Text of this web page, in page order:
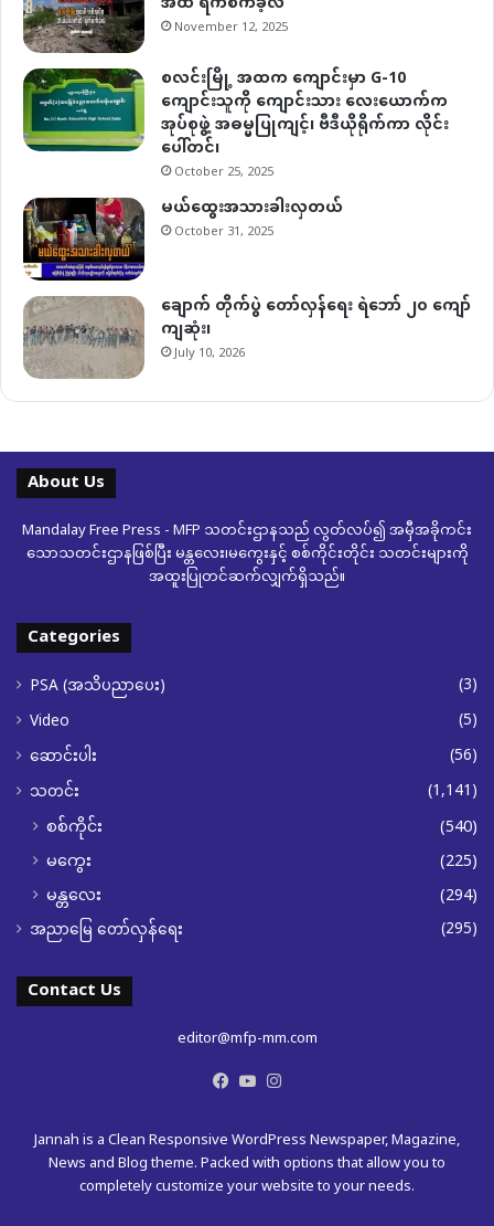
November 12, 2025
စလင်းမြို့ အထက ကျောင်းမှာ G-10
ကျောင်းသူကို ကျောင်းသား လေးယောက်က
အုပ်စုဖွဲ့ အဓမ္မပြုကျင့်၊ ဗီဒီယိုရိုက်ကာ လိုင်း
ပေါ်တင်၊
October 25, 2025
မယ်ထွေးအသားခါးလှတယ်
October 31, 2025
ချောက် တိုက်ပွဲ တော်လှန်ရေး ရဲဘော် ၂၀ ကျော်
ကျဆုံး၊
July 10, 2026
About Us
Mandalay Free Press - MFP သတင်းဌာနသည် လွတ်လပ်၍ အမှီအခိုကင်း
သောသတင်းဌာနဖြစ်ပြီး မန္တလေး၊မကွေးနှင့် စစ်ကိုင်းတိုင်း သတင်းများကို
အထူးပြုတင်ဆက်လျှက်ရှိသည်။
Categories
PSA (အသိပညာပေး)
(3)
Video
(5)
ဆောင်းပါး
(56)
သတင်း
(1,141)
စစ်ကိုင်း
(540)
မကွေး
(225)
မန္တလေး
(294)
အညာမြေ တော်လှန်ရေး (295)
Contact Us
editor@mfp-mm.com
Facebook
YouTube
Jannah is a Clean Responsive WordPress Newspaper, Magazine,
News and Blog theme. Packed with options that allow you to
completely customize your website to your needs.